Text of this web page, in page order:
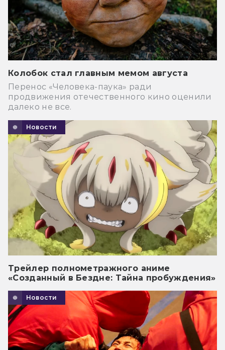
Колобок стал главным мемом августа
Перенос «Человека-паука» ради
продвижения отечественного кино оценили
далеко не все.
Новости
Трейлер полнометражного аниме
«Созданный в Бездне: Тайна пробуждения»
Новости